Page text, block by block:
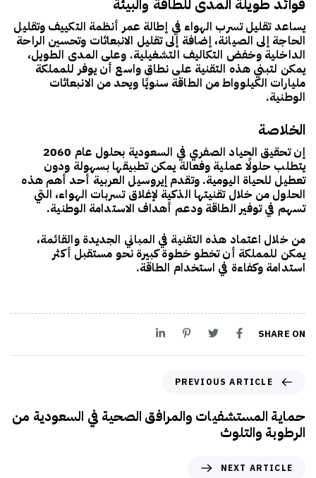
فوائد طويلة المدى للطاقة والبيئة
يساعد تقليل تسرب الهواء في إطالة عمر أنظمة التكييف وتقليل
الحاجة إلى الصيانة، إضافة إلى تقليل الانبعاثات وتحسين الراحة
الداخلية وخفض التكاليف التشغيلية. وعلى المدى الطويل،
يمكن لتبني هذه التقنية على نطاق واسع أن يوفر للمملكة
مليارات الكيلوواط من الطاقة سنويًا ويحد من الانبعاثات
الوطنية.
الخلاصة
إن تحقيق الحياد الصفري في السعودية بحلول عام 2060
يتطلب حلولًا عملية وفعالة يمكن تطبيقها بسهولة ودون
تعطيل للحياة اليومية. وتقدم إيروسيل العربية أحد أهم هذه
الحلول من خلال تقنيتها الذكية لإغلاق تسربات الهواء، التي
تسهم في توفير الطاقة ودعم أهداف الاستدامة الوطنية.
من خلال اعتماد هذه التقنية في المباني الجديدة والقائمة،
يمكن للمملكة أن تخطو خطوة كبيرة نحو مستقبل أكثر
استدامة وكفاءة في استخدام الطاقة.
SHARE ON
PREVIOUS ARTICLE
حماية المستشفيات والمرافق الصحية في السعودية من
الرطوبة والتلوث
NEXT ARTICLE